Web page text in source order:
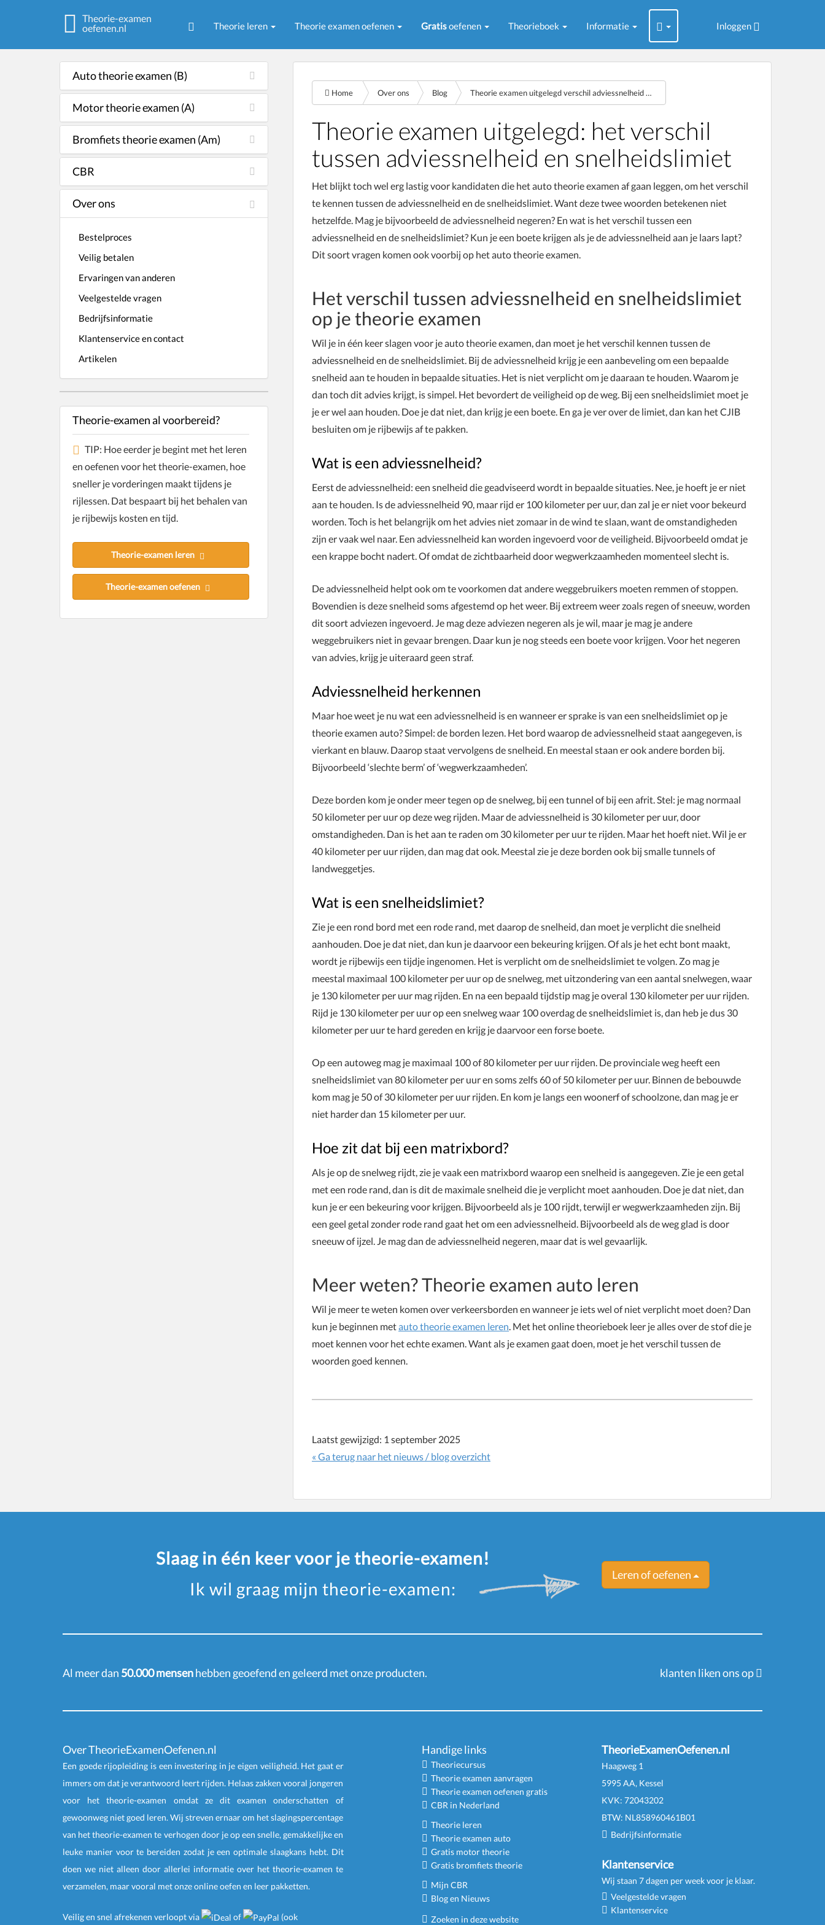
Theorie-examen
oefenen.nl
Theorie leren Theorie examen oefenen Gratisoefenen Theorieboek Informatie Inloggen
Home Over ons Blog Theorie examen uitgelegd verschil adviessnelheid snelheidslimiet
Theorie examen uitgelegd: het verschil
tussen adviessnelheid en snelheidslimiet
Het blijkt toch wel erg lastig voor kandidaten die het auto theorie examen af gaan leggen, om het verschil
te kennen tussen de adviessnelheid en de snelheidslimiet. Want deze twee woorden betekenen niet
hetzelfde. Mag je bijvoorbeeld de adviessnelheid negeren? En wat is het verschil tussen een
adviessnelheid en de snelheidslimiet? Kun je een boete krijgen als je de adviessnelheid aan je laars lapt?
Dit soort vragen komen ook voorbij op het auto theorie examen.
Het verschil tussen adviessnelheid en snelheidslimiet
op je theorie examen
Wil je in één keer slagen voor je auto theorie examen, dan moet je het verschil kennen tussen de
adviessnelheid en de snelheidslimiet. Bij de adviessnelheid krijg je een aanbeveling om een bepaalde
snelheid aan te houden in bepaalde situaties. Het is niet verplicht om je daaraan te houden. Waarom je
dan toch dit advies krijgt, is simpel. Het bevordert de veiligheid op de weg. Bij een snelheidslimiet moet je
je er wel aan houden. Doe je dat niet, dan krijg je een boete. En ga je ver over de limiet, dan kan het CJIB
besluiten om je rijbewijs af te pakken.
Wat is een adviessnelheid?
Eerst de adviessnelheid: een snelheid die geadviseerd wordt in bepaalde situaties. Nee, je hoeft je er niet
aan te houden. Is de adviessnelheid 90, maar rijd er 100 kilometer per uur, dan zal je er niet voor bekeurd
worden. Toch is het belangrijk om het advies niet zomaar in de wind te slaan, want de omstandigheden
zijn er vaak wel naar. Een adviessnelheid kan worden ingevoerd voor de veiligheid. Bijvoorbeeld omdat je
een krappe bocht nadert. Of omdat de zichtbaarheid door wegwerkzaamheden momenteel slecht is.
De adviessnelheid helpt ook om te voorkomen dat andere weggebruikers moeten remmen of stoppen.
Bovendien is deze snelheid soms afgestemd op het weer. Bij extreem weer zoals regen of sneeuw, worden
dit soort adviezen ingevoerd. Je mag deze adviezen negeren als je wil, maar je mag je andere
weggebruikers niet in gevaar brengen. Daar kun je nog steeds een boete voor krijgen. Voor het negeren
van advies, krijg je uiteraard geen straf.
Adviessnelheid herkennen
Maar hoe weet je nu wat een adviessnelheid is en wanneer er sprake is van een snelheidslimiet op je
theorie examen auto? Simpel: de borden lezen. Het bord waarop de adviessnelheid staat aangegeven, is
vierkant en blauw. Daarop staat vervolgens de snelheid. En meestal staan er ook andere borden bij.
Bijvoorbeeld ‘slechte berm’ of ‘wegwerkzaamheden’.
Deze borden kom je onder meer tegen op de snelweg, bij een tunnel of bij een afrit. Stel: je mag normaal
50 kilometer per uur op deze weg rijden. Maar de adviessnelheid is 30 kilometer per uur, door
omstandigheden. Dan is het aan te raden om 30 kilometer per uur te rijden. Maar het hoeft niet. Wil je er
40 kilometer per uur rijden, dan mag dat ook. Meestal zie je deze borden ook bij smalle tunnels of
landweggetjes.
Wat is een snelheidslimiet?
Zie je een rond bord met een rode rand, met daarop de snelheid, dan moet je verplicht die snelheid
aanhouden. Doe je dat niet, dan kun je daarvoor een bekeuring krijgen. Of als je het echt bont maakt,
wordt je rijbewijs een tijdje ingenomen. Het is verplicht om de snelheidslimiet te volgen. Zo mag je
meestal maximaal 100 kilometer per uur op de snelweg, met uitzondering van een aantal snelwegen, waar
je 130 kilometer per uur mag rijden. En na een bepaald tijdstip mag je overal 130 kilometer per uur rijden.
Rijd je 130 kilometer per uur op een snelweg waar 100 overdag de snelheidslimiet is, dan heb je dus 30
kilometer per uur te hard gereden en krijg je daarvoor een forse boete.
Op een autoweg mag je maximaal 100 of 80 kilometer per uur rijden. De provinciale weg heeft een
snelheidslimiet van 80 kilometer per uur en soms zelfs 60 of 50 kilometer per uur. Binnen de bebouwde
kom mag je 50 of 30 kilometer per uur rijden. En kom je langs een woonerf of schoolzone, dan mag je er
niet harder dan 15 kilometer per uur.
Hoe zit dat bij een matrixbord?
Als je op de snelweg rijdt, zie je vaak een matrixbord waarop een snelheid is aangegeven. Zie je een getal
met een rode rand, dan is dit de maximale snelheid die je verplicht moet aanhouden. Doe je dat niet, dan
kun je er een bekeuring voor krijgen. Bijvoorbeeld als je 100 rijdt, terwijl er wegwerkzaamheden zijn. Bij
een geel getal zonder rode rand gaat het om een adviessnelheid. Bijvoorbeeld als de weg glad is door
sneeuw of ijzel. Je mag dan de adviessnelheid negeren, maar dat is wel gevaarlijk.
Meer weten? Theorie examen auto leren
Wil je meer te weten komen over verkeersborden en wanneer je iets wel of niet verplicht moet doen? Dan
kun je beginnen metauto theorie examen leren. Met het online theorieboek leer je alles over de stof die je
moet kennen voor het echte examen. Want als je examen gaat doen, moet je het verschil tussen de
woorden goed kennen.
Laatst gewijzigd: 1 september 2025
« Ga terug naar het nieuws / blog overzicht
Auto theorie examen (B)
Motor theorie examen (A)
Bromfiets theorie examen (Am)
CBR
Over ons
Bestelproces
Veilig betalen
Ervaringen van anderen
Veelgestelde vragen
Bedrijfsinformatie
Klantenservice en contact
Artikelen
Theorie-examen al voorbereid?
TIP: Hoe eerder je begint met het leren
en oefenen voor het theorie-examen, hoe
sneller je vorderingen maakt tijdens je
rijlessen. Dat bespaart bij het behalen van
je rijbewijs kosten en tijd.
Theorie-examen leren
Theorie-examen oefenen
Slaag in één keer voor je theorie-examen!
Ik wil graag mijn theorie-examen:
Leren of oefenen
Al meer dan 50.000 mensenhebben geoefend en geleerd met onze producten. klanten liken ons op
Over TheorieExamenOefenen.nl
Een goede rijopleiding is een investering in je eigen veiligheid. Het gaat er
immers om dat je verantwoord leert rijden. Helaas zakken vooral jongeren
voor het theorie-examen omdat ze dit examen onderschatten of
gewoonweg niet goed leren. Wij streven ernaar om het slagingspercentage
van het theorie-examen te verhogen door je op een snelle, gemakkelijke en
leuke manier voor te bereiden zodat je een optimale slaagkans hebt. Dit
doen we niet alleen door allerlei informatie over het theorie-examen te
verzamelen, maar vooral met onze onlineoefen en leer pakketten.
Veilig en snel afrekenen verloopt via of (ook
Handige links
Theoriecursus
Theorie examen aanvragen
Theorie examen oefenen gratis
CBR in Nederland
Theorie leren
Theorie examen auto
Gratis motor theorie
Gratis bromfiets theorie
Mijn CBR
Blog en Nieuws
Zoeken in deze website
TheorieExamenOefenen.nl
Haagweg 1
5995 AA, Kessel
KVK: 72043202
BTW: NL858960461B01
Bedrijfsinformatie
Klantenservice
Wij staan 7 dagen per week voor je klaar.
Veelgestelde vragen
Klantenservice